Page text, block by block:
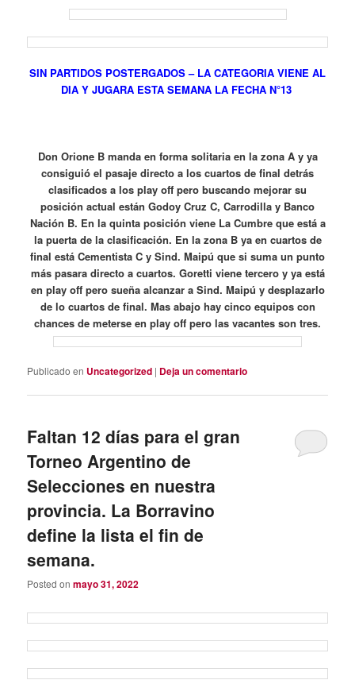
SIN PARTIDOS POSTERGADOS – LA CATEGORIA VIENE AL
DIA Y JUGARA ESTA SEMANA LA FECHA N°13
Don Orione B manda en forma solitaria en la zona A y ya
consiguió el pasaje directo a los cuartos de final detrás
clasificados a los play off pero buscando mejorar su
posición actual están Godoy Cruz C, Carrodilla y Banco
Nación B. En la quinta posición viene La Cumbre que está a
la puerta de la clasificación. En la zona B ya en cuartos de
final está Cementista C y Sind. Maipú que si suma un punto
más pasara directo a cuartos. Goretti viene tercero y ya está
en play off pero sueña alcanzar a Sind. Maipú y desplazarlo
de lo cuartos de final. Mas abajo hay cinco equipos con
chances de meterse en play off pero las vacantes son tres.
Publicado en Uncategorized | Deja un comentario
Faltan 12 días para el gran
Torneo Argentino de
Selecciones en nuestra
provincia. La Borravino
define la lista el fin de
semana.
Posted onmayo 31, 2022